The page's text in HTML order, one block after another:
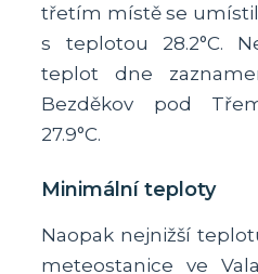
třetím místě se
s teplotou 28.2°C.
teplot dne
Bezděkov pod
27.9°C.
Minimální teploty
Naopak nejnižší
meteostanice ve